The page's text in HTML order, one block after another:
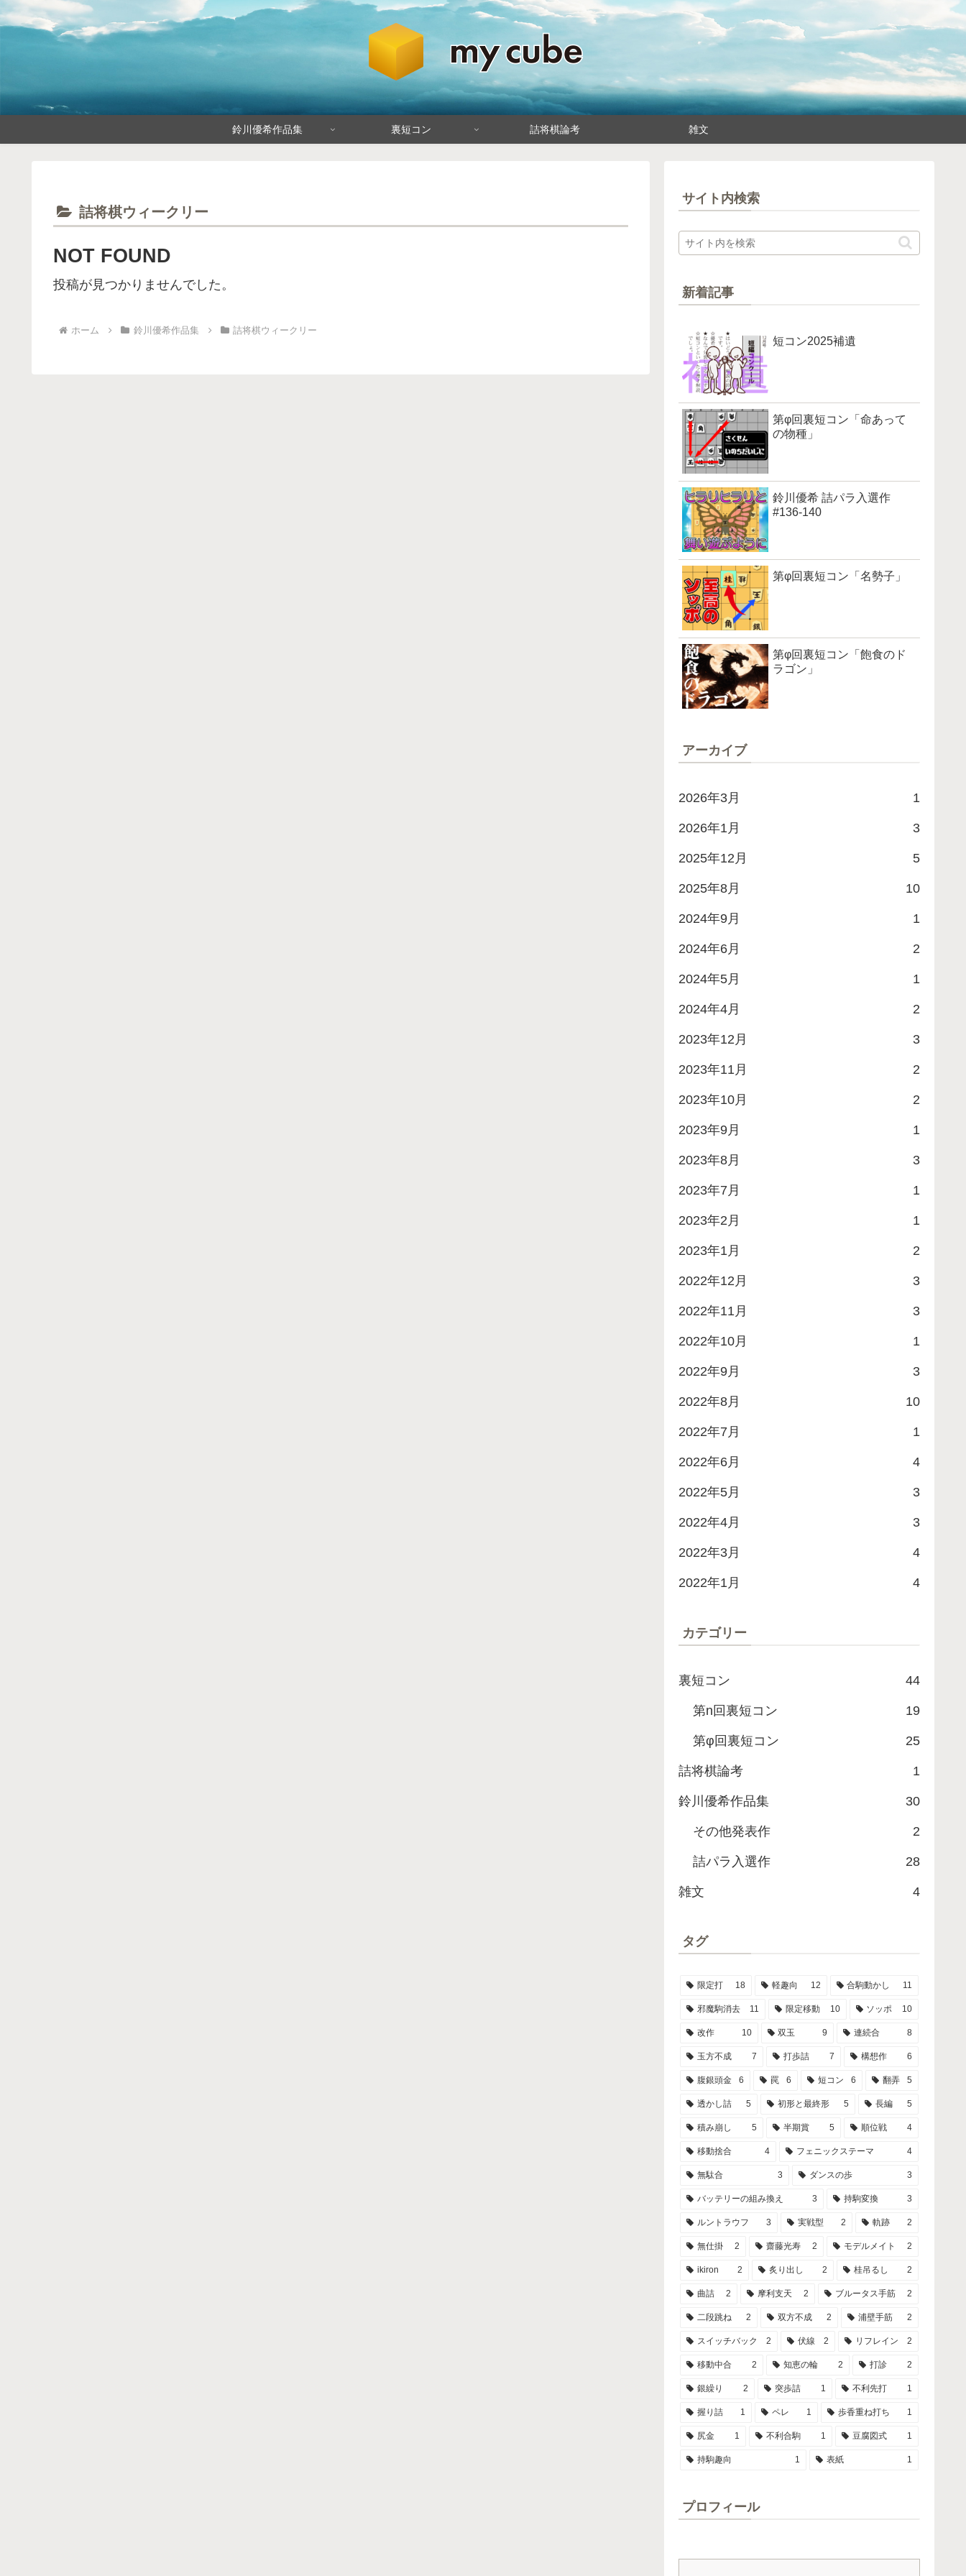
鈴川優希作品集 裏短コン 詰将棋論考 雑文
詰将棋ウィークリー
NOT FOUND
投稿が見つかりませんでした。
ホーム 鈴川優希作品集 詰将棋ウィークリー
サイト内検索
新着記事
短コン2025補遺
第φ回裏短コン「命あって
の物種」
鈴川優希 詰パラ入選作
#136-140
第φ回裏短コン「名勢子」
第φ回裏短コン「飽食のド
ラゴン」
アーカイブ
2026年3月 1
2026年1月 3
2025年12月 5
2025年8月 10
2024年9月 1
2024年6月 2
2024年5月 1
2024年4月 2
2023年12月 3
2023年11月 2
2023年10月 2
2023年9月 1
2023年8月 3
2023年7月 1
2023年2月 1
2023年1月 2
2022年12月 3
2022年11月 3
2022年10月 1
2022年9月 3
2022年8月 10
2022年7月 1
2022年6月 4
2022年5月 3
2022年4月 3
2022年3月 4
2022年1月 4
カテゴリー
裏短コン 44
第n回裏短コン 19
第φ回裏短コン 25
詰将棋論考 1
鈴川優希作品集 30
その他発表作 2
詰パラ入選作 28
雑文 4
タグ
限定打 18 軽趣向 12 合駒動かし 11
邪魔駒消去 11 限定移動 10 ソッポ 10
改作 10 双玉 9 連続合 8
玉方不成 7 打歩詰 7 構想作 6
腹銀頭金 6 罠 6 短コン 6 翻弄 5
透かし詰 5 初形と最終形 5 長編 5
積み崩し 5 半期賞 5 順位戦 4
移動捨合 4 フェニックステーマ 4
無駄合 3 ダンスの歩 3
バッテリーの組み換え 3 持駒変換 3
ルントラウフ 3 実戦型 2 軌跡 2
無仕掛 2 齋藤光寿 2 モデルメイト 2
ikiron 2 炙り出し 2 桂吊るし 2
曲詰 2 摩利支天 2 ブルータス手筋 2
二段跳ね 2 双方不成 2 浦壁手筋 2
スイッチバック 2 伏線 2 リフレイン 2
移動中合 2 知恵の輪 2 打診 2
銀繰り 2 突歩詰 1 不利先打 1
握り詰 1 ペレ 1 歩香重ね打ち 1
尻金 1 不利合駒 1 豆腐図式 1
持駒趣向 1 表紙 1
プロフィール